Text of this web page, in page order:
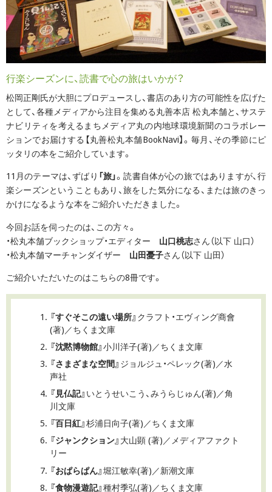
行楽シーズンに、読書で心の旅はいかが？
松岡正剛氏が大胆にプロデュースし、書店のあり方の可能性を広げた
として、各種メディアから注目を集める丸善本店 松丸本舗と、サステ
ナビリティを考えるまちメディア丸の内地球環境新聞のコラボレー
ションでお届けする【丸善松丸本舗BookNavi】。毎月、その季節にピ
ッタリの本をご紹介しています。
11月のテーマは、ずばり 「旅」。読書自体が心の旅ではありますが、行
楽シーズンということもあり、旅をした気分になる、または旅のきっ
かけになるような本をご紹介いただきました。
今回お話を伺ったのは、この方々。
・松丸本舗ブックショップ・エディター 山口桃志さん（以下 山口）
・松丸本舗マーチャンダイザー 山田憂子さん（以下 山田）
ご紹介いただいたのはこちらの8冊です。
『すぐそこの遠い場所』 クラフト・エヴィング商會
(著)／ちくま文庫
『沈黙博物館』小川洋子(著)／ちくま文庫
『さまざまな空間』 ジョルジュ・ペレック(著)／水
声社
『見仏記』 いとうせいこう、みうらじゅん(著)／角
川文庫
『百日紅』杉浦日向子(著)／ちくま文庫
『ジャンクション』 大山顕 (著)／メディアファクト
リー
『おぱらぱん』堀江敏幸(著)／新潮文庫
『食物漫遊記』種村季弘(著)／ちくま文庫